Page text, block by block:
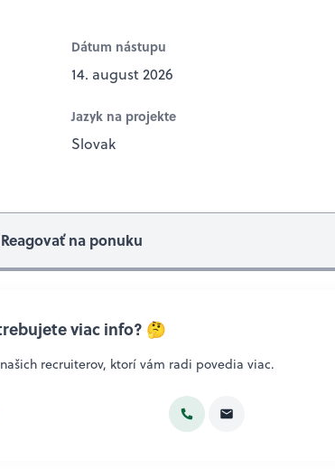
Dátum nástupu
14. august 2026
Jazyk na projekte
Slovak
Reagovať na ponuku
viac info? 🤔
recruiterov, ktorí vám radi povedia viac.